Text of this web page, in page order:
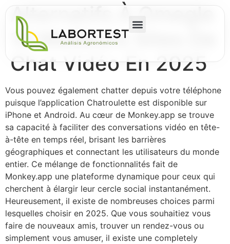
Alternatifs À Omegle
10 Meilleurs Sites De
Chat Vidéo En 2025
Vous pouvez également chatter depuis votre téléphone
puisque l’application Chatroulette est disponible sur
iPhone et Android. Au cœur de Monkey.app se trouve
sa capacité à faciliter des conversations vidéo en tête-
à-tête en temps réel, brisant les barrières
géographiques et connectant les utilisateurs du monde
entier. Ce mélange de fonctionnalités fait de
Monkey.app une plateforme dynamique pour ceux qui
cherchent à élargir leur cercle social instantanément.
Heureusement, il existe de nombreuses choices parmi
lesquelles choisir en 2025. Que vous souhaitiez vous
faire de nouveaux amis, trouver un rendez-vous ou
simplement vous amuser, il existe une completely